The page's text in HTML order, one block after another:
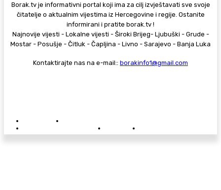
Borak.tv je informativni portal koji ima za cilj izvještavati sve svoje
čitatelje o aktualnim vijestima iz Hercegovine i regije. Ostanite
informirani i pratite borak.tv !
Najnovije vijesti - Lokalne vijesti - Široki Brijeg- Ljubuški - Grude -
Mostar - Posušje - Čitluk - Čapljina - Livno - Sarajevo - Banja Luka
Kontaktirajte nas na e-mail:: borakinfo1@gmail.com